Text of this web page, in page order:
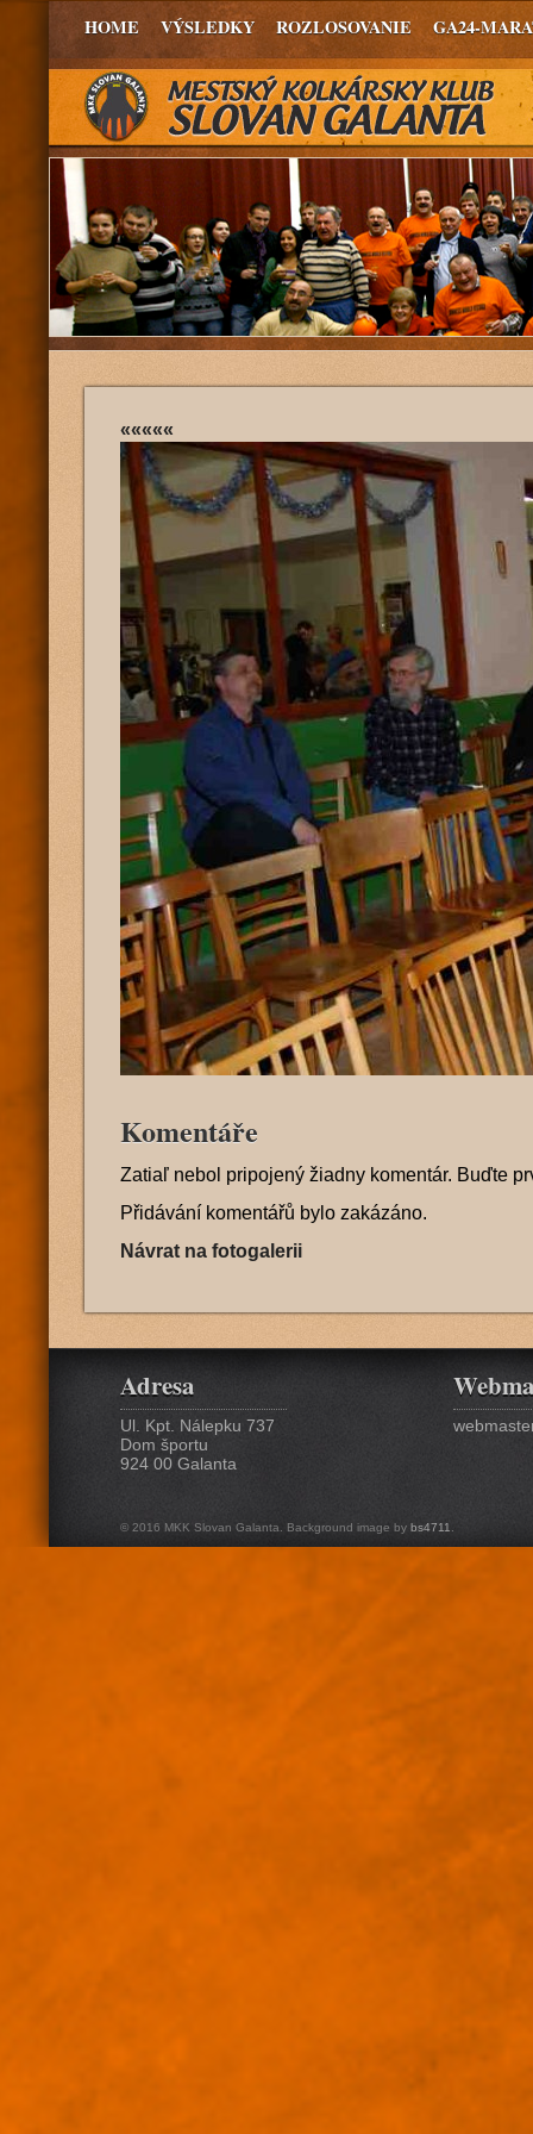
HOME VÝSLEDKY ROZLOSOVANIE GA24-
«««««
Komentáře
Zatiaľ nebol pripojený žiadny komentár. Buďte
Přidávání komentářů bylo zakázáno.
Návrat na fotogalerii
Adresa
Ul. Kpt. Nálepku 737
Dom športu
924 00 Galanta
© 2016 MKK Slovan Galanta. Background image by bs4711